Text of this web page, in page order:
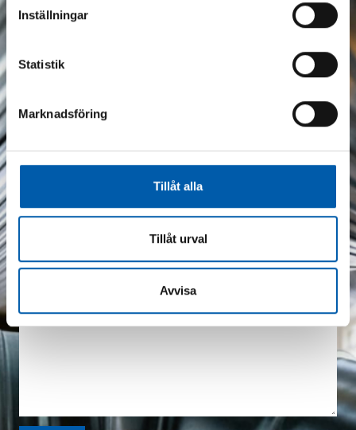
Inställningar
Statistik
Marknadsföring
Tillåt alla
Tillåt urval
Avvisa
Meddelande